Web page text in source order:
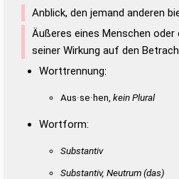
Anblick, den jemand anderen
Äußeres eines Menschen oder
seiner Wirkung auf den
Worttrennung:
Aus·se·hen, kein Plural
Wortform:
Substantiv
Substantiv, Neutrum(das)